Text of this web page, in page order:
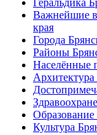
Важнейшие
края
Города
Районы
Населённые
Архитектура
Образование
Культура